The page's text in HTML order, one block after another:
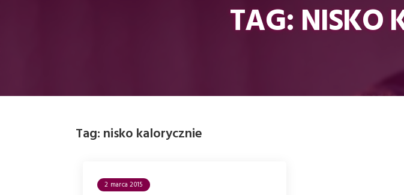
TAG: NISKO
Tag: nisko kalorycznie
2 marca 2015